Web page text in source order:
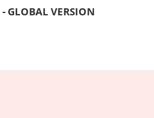
GLOBAL VERSION